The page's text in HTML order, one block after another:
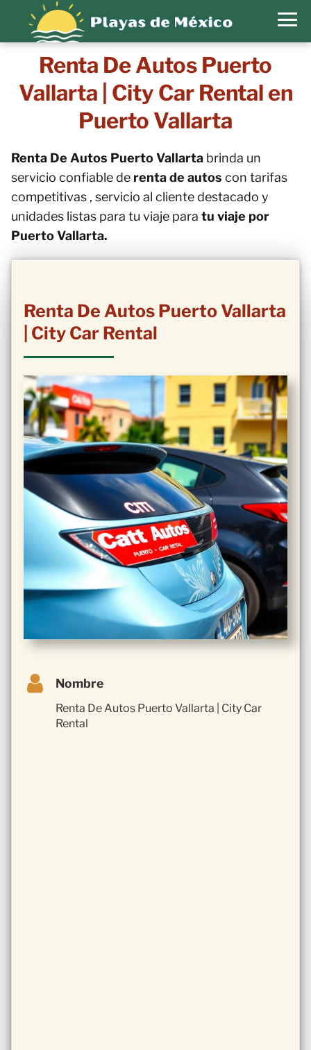
Renta De Autos Puerto
Vallarta | City Car Rental en
Puerto Vallarta
Renta De Autos Puerto Vallarta brinda un
servicio confiable de renta de autos con tarifas
competitivas , servicio al cliente destacado y
unidades listas para tu viaje para tu viaje por
Puerto Vallarta.
Renta De Autos Puerto Vallarta
| City Car Rental
Nombre
Renta De Autos Puerto Vallarta | City Car
Rental